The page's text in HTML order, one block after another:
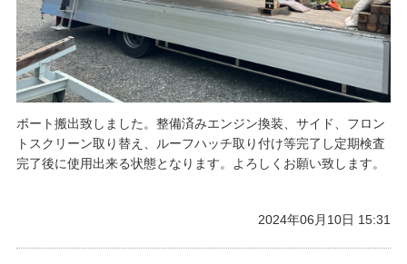
ボート搬出致しました。整備済みエンジン換装、サイド、フロン
トスクリーン取り替え、ルーフハッチ取り付け等完了し定期検査
完了後に使用出来る状態となります。よろしくお願い致します。
2024年06月10日 15:31